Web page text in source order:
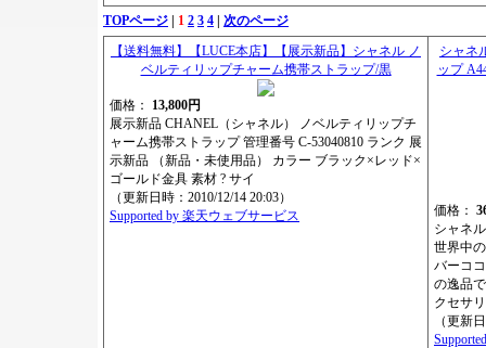
TOPページ 1 2 3 4
次のページ
【送料無料】【LUCE本店】【展示新品】シャネル ノ
ベルティリップチャーム携帯ストラップ/黒
価格： 13,800円
展示新品 CHANEL（シャネル） ノベルティリップチ
ャーム携帯ストラップ 管理番号 C-53040810 ランク 展
示新品 （新品・未使用品） カラー ブラック×レッド×
ゴールド金具 素材 ? サイ
（更新日時：2010/12/14 20:03）
Supported by 楽天ウェブサービス
シャネ
ップ
価格：
シャネ
世界中
バーコ
の逸品
クセサリ
（更新